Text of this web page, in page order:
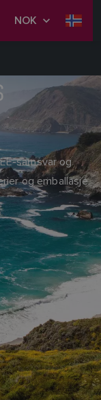
NOK
samsvar og
og emballasje.